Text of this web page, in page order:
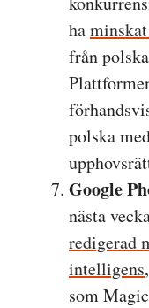
ha
från
polska
Google
nästa
redigerad
intelligens
som